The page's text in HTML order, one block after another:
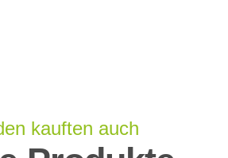
kauften auch